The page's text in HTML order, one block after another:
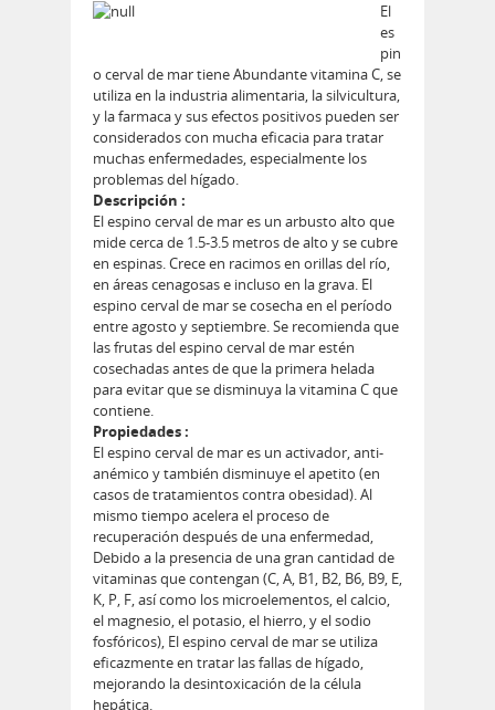
El
es
pin
o cerval de mar tiene Abundante vitamina C, se
utiliza en la industria alimentaria, la silvicultura,
y la farmaca y sus efectos positivos pueden ser
considerados con mucha eficacia para tratar
muchas enfermedades, especialmente los
problemas del hígado.
Descripción :
El espino cerval de mar es un arbusto alto que
mide cerca de 1.5-3.5 metros de alto y se cubre
en espinas. Crece en racimos en orillas del río,
en áreas cenagosas e incluso en la grava. El
espino cerval de mar se cosecha en el período
entre agosto y septiembre. Se recomienda que
las frutas del espino cerval de mar estén
cosechadas antes de que la primera helada
para evitar que se disminuya la vitamina C que
contiene.
Propiedades :
El espino cerval de mar es un activador, anti-
anémico y también disminuye el apetito (en
casos de tratamientos contra obesidad). Al
mismo tiempo acelera el proceso de
recuperación después de una enfermedad,
Debido a la presencia de una gran cantidad de
vitaminas que contengan (C, A, B1, B2, B6, B9, E,
K, P, F, así como los microelementos, el calcio,
el magnesio, el potasio, el hierro, y el sodio
fosfóricos), El espino cerval de mar se utiliza
eficazmente en tratar las fallas de hígado,
mejorando la desintoxicación de la célula
hepática.